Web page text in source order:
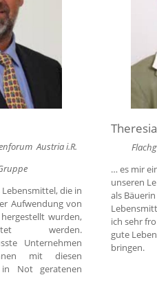
Austria i.R.
die in
Aufwendung von
wurden,
werden.
Unternehmen
mit diesen
Not geratenen
… es mir
unseren
als
ich sehr
gute
bringen.